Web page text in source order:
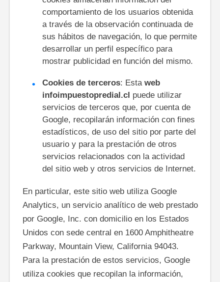
comportamiento de los usuarios obtenida
a través de la observación continuada de
sus hábitos de navegación, lo que permite
desarrollar un perfil específico para
mostrar publicidad en función del mismo.
Cookies de terceros: Esta web
infoimpuestopredial.cl puede utilizar
servicios de terceros que, por cuenta de
Google, recopilarán información con fines
estadísticos, de uso del sitio por parte del
usuario y para la prestación de otros
servicios relacionados con la actividad
del sitio web y otros servicios de Internet.
En particular, este sitio web utiliza Google
Analytics, un servicio analítico de web prestado
por Google, Inc. con domicilio en los Estados
Unidos con sede central en 1600 Amphitheatre
Parkway, Mountain View, California 94043.
Para la prestación de estos servicios, Google
utiliza cookies que recopilan la información,